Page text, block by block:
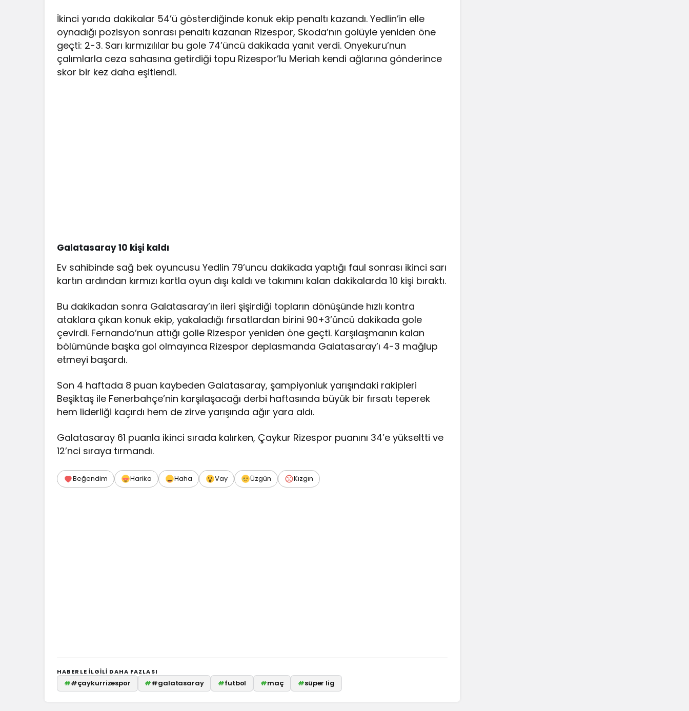
İkinci yarıda dakikalar 54’ü gösterdiğinde konuk ekip penaltı kazandı. Yedlin’in elle
oynadığı pozisyon sonrası penaltı kazanan Rizespor, Skoda’nın golüyle yeniden öne
geçti: 2-3. Sarı kırmızılılar bu gole 74’üncü dakikada yanıt verdi. Onyekuru’nun
çalımlarla ceza sahasına getirdiği topu Rizespor’lu Meriah kendi ağlarına gönderince
skor bir kez daha eşitlendi.
Galatasaray 10 kişi kaldı
Ev sahibinde sağ bek oyuncusu Yedlin 79’uncu dakikada yaptığı faul sonrası ikinci sarı
kartın ardından kırmızı kartla oyun dışı kaldı ve takımını kalan dakikalarda 10 kişi bıraktı.
Bu dakikadan sonra Galatasaray’ın ileri şişirdiği topların dönüşünde hızlı kontra
ataklara çıkan konuk ekip, yakaladığı fırsatlardan birini 90+3’üncü dakikada gole
çevirdi. Fernando’nun attığı golle Rizespor yeniden öne geçti. Karşılaşmanın kalan
bölümünde başka gol olmayınca Rizespor deplasmanda Galatasaray’ı 4-3 mağlup
etmeyi başardı.
Son 4 haftada 8 puan kaybeden Galatasaray, şampiyonluk yarışındaki rakipleri
Beşiktaş ile Fenerbahçe’nin karşılaşacağı derbi haftasında büyük bir fırsatı teperek
hem liderliği kaçırdı hem de zirve yarışında ağır yara aldı.
Galatasaray 61 puanla ikinci sırada kalırken, Çaykur Rizespor puanını 34’e yükseltti ve
12’nci sıraya tırmandı.
Beğendim Harika Haha Vay Üzgün Kızgın
HABERLE ILGILI DAHA FAZLASI
##çaykurrizespor ##galatasaray #futbol #maç #süper lig